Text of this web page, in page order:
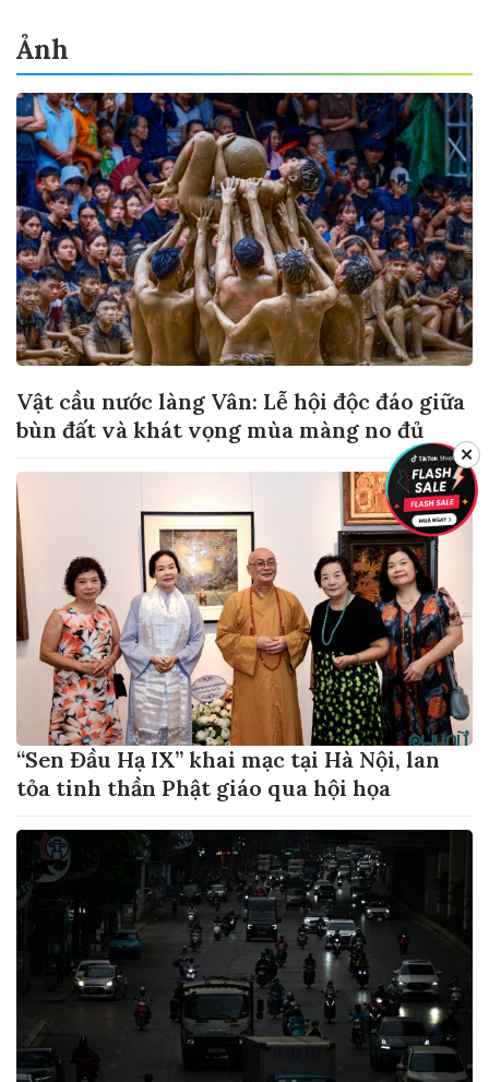
Ảnh
Vật cầu nước làng Vân: Lễ hội độc đáo giữa
bùn đất và khát vọng mùa màng no đủ
“Sen Đầu Hạ IX” khai mạc tại Hà Nội, lan
tỏa tinh thần Phật giáo qua hội họa
✕